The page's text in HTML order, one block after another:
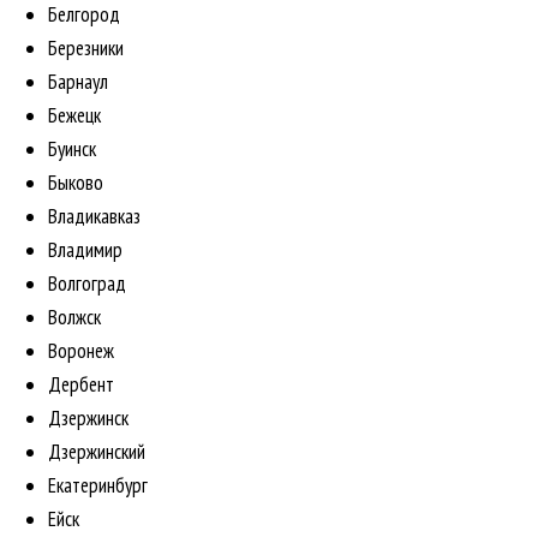
Белгород
Березники
Барнаул
Бежецк
Буинск
Быково
Владикавказ
Владимир
Волгоград
Волжск
Воронеж
Дербент
Дзержинск
Дзержинский
Екатеринбург
Ейск